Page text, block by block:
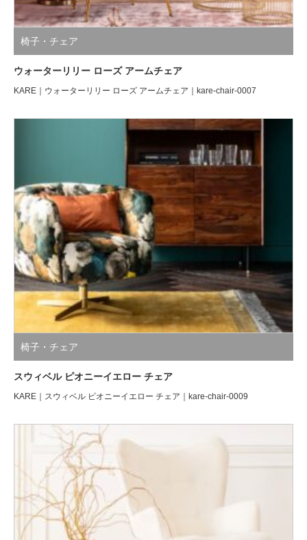
椅子・チェア
ウォーターリリー ローズ アームチェア
KARE｜ウォーターリリー ローズ アームチェア｜kare-chair-0007
椅子・チェア
スウィベル ピオニーイエロー チェア
KARE｜スウィベル ピオニーイエロー チェア｜kare-chair-0009